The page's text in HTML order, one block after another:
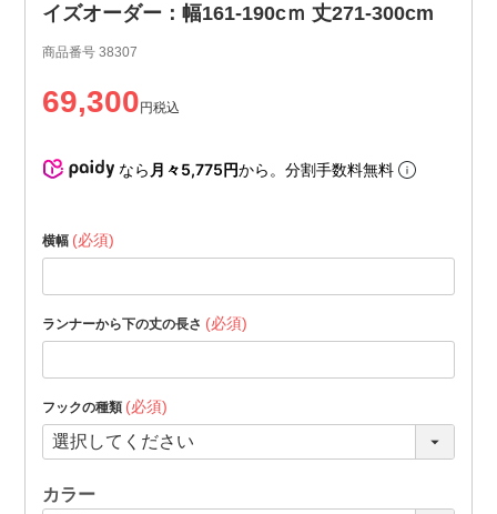
イズオーダー：幅161-190cｍ 丈271-300cm
商品番号 38307
69,300 税込
なら 月々5,775円から。分割手数料無料
横幅 (必須)
ランナーから下の丈の長さ (必須)
フックの種類 (必須)
カラー